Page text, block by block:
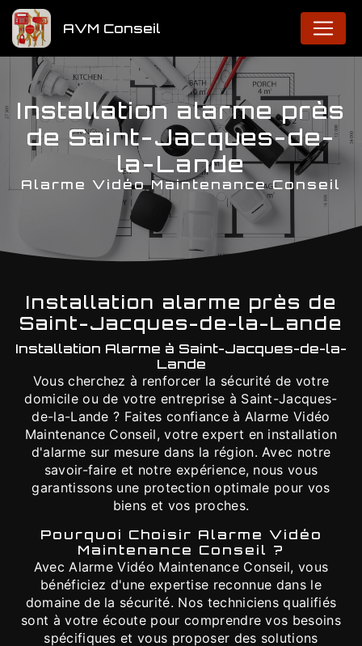
AVM Conseil
Installation alarme près
de Saint-Jacques-de-
la-Lande
Alarme Vidéo Maintenance Conseil
Installation alarme près de
Saint-Jacques-de-la-Lande
Installation Alarme à Saint-Jacques-de-la-
Lande
Vous cherchez à renforcer la sécurité de votre
domicile ou de votre entreprise à Saint-Jacques-
de-la-Lande ? Faites confiance à Alarme Vidéo
Maintenance Conseil, votre expert en installation
d'alarme sur mesure dans la région. Avec notre
savoir-faire et notre expérience, nous vous
garantissons une protection optimale pour vos
biens et vos proches.
Pourquoi Choisir Alarme Vidéo
Maintenance Conseil ?
Avec Alarme Vidéo Maintenance Conseil, vous
bénéficiez d'une expertise reconnue dans le
domaine de la sécurité. Nos techniciens qualifiés
sont à votre écoute pour comprendre vos besoins
spécifiques et vous proposer des solutions
Panneau de gestion des cookies